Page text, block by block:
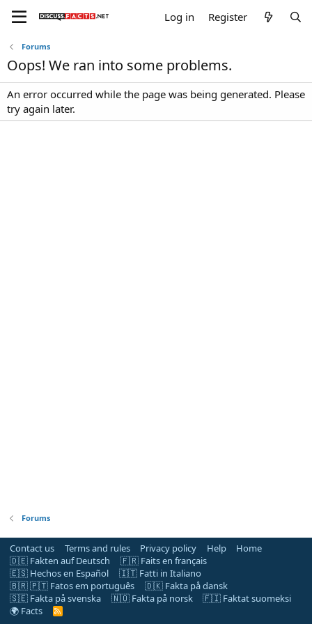
Log in Register
Forums
Oops! We ran into some problems.
An error occurred while the page was being generated. Please
try again later.
Forums
Contact us Terms and rules Privacy policy Help
Home
🇩🇪 Fakten auf Deutsch
🇫🇷 Faits en français
🇪🇸 Hechos en Español
🇮🇹 Fatti in Italiano
🇧🇷 🇵🇹 Fatos em português
🇩🇰 Fakta på dansk
🇸🇪 Fakta på svenska
🇳🇴 Fakta på norsk
🇫🇮 Faktat suomeksi
🌍 Facts
R